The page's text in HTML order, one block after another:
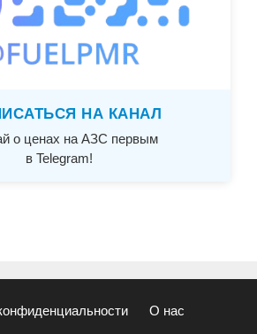
НА КАНАЛ
о ценах на АЗС первым
в Telegram!
О нас